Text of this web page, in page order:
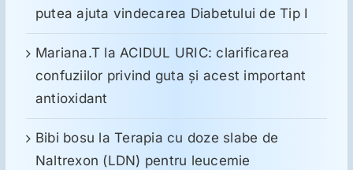
putea ajuta vindecarea Diabetului de Tip I
Mariana.T laACIDUL URIC: clarificarea
confuziilor privind guta și acest important
antioxidant
Bibi bosu laTerapia cu doze slabe de
Naltrexon (LDN) pentru leucemie